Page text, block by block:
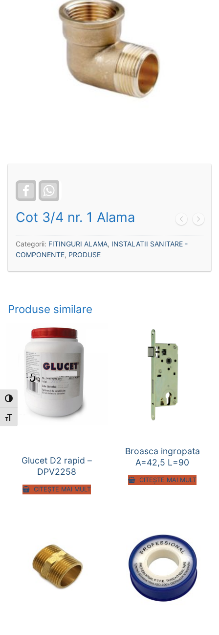
Toggle High Contrast
Toggle Font size
Facebook
Cot 3/4 nr. 1 Alama
Categorii: FITINGURI ALAMA, INSTALATII SANITARE -
COMPONENTE, PRODUSE
Produse similare
Glucet D2 rapid –
DPV2258
CITEȘTE MAI MULT
Broasca ingropata
A=42,5 L=90
CITEȘTE MAI MULT